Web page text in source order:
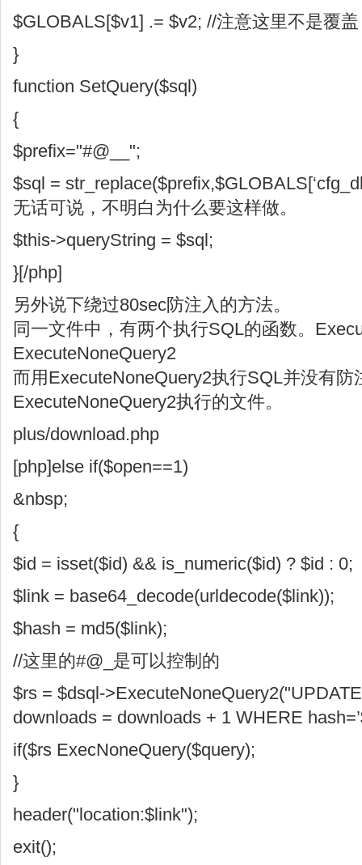
$GLOBALS[$v1] .= $v2; //注意这里不是覆
}
function SetQuery($sql)
{
$prefix="#@__";
$sql =
无话可说，不明白为什么要这样做。
$this->queryString = $sql;
}[/php]
另外说下绕过80sec防注入的方法。
同一文件中，有两个执行SQL的函数。
ExecuteNoneQuery2
而用ExecuteNoneQuery2执行SQL并没有
ExecuteNoneQuery2执行的文件。
plus/download.php
[php]else if($open==1)
&nbsp;
{
$id = isset($id) && is_numeric($id) ? $id : 0;
$link = base64_decode(urldecode($link));
$hash = md5($link);
//这里的#@_是可以控制的
$rs = $dsql-
downloads = downloads + 1 WHERE
if($rs ExecNoneQuery($query);
}
header("location:$link");
exit();